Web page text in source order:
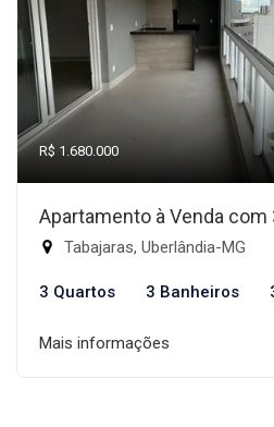
R$ 1.680.000
Apartamento à Venda com
Tabajaras, Uberlândia-MG
3 Quartos 3 Banheiros
Mais informações